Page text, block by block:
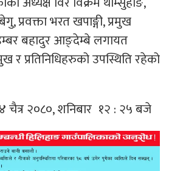
प्रवक्ता भरत खपाङ्गी, प्रमुख
बहादुर आङ्देम्बे लगायत
प्रतिनिधिहरुको उपस्थिति रहेको
चैत्र २०८०, शनिबार १२ : २५ बजे